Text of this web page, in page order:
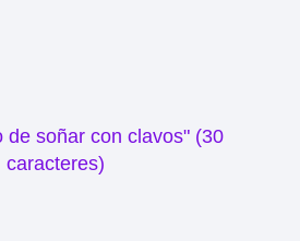
de soñar con clavos" (30
caracteres)